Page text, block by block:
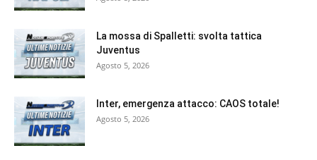
La mossa di Spalletti: svolta tattica
Juventus
Agosto 5, 2026
Inter, emergenza attacco: CAOS totale!
Agosto 5, 2026